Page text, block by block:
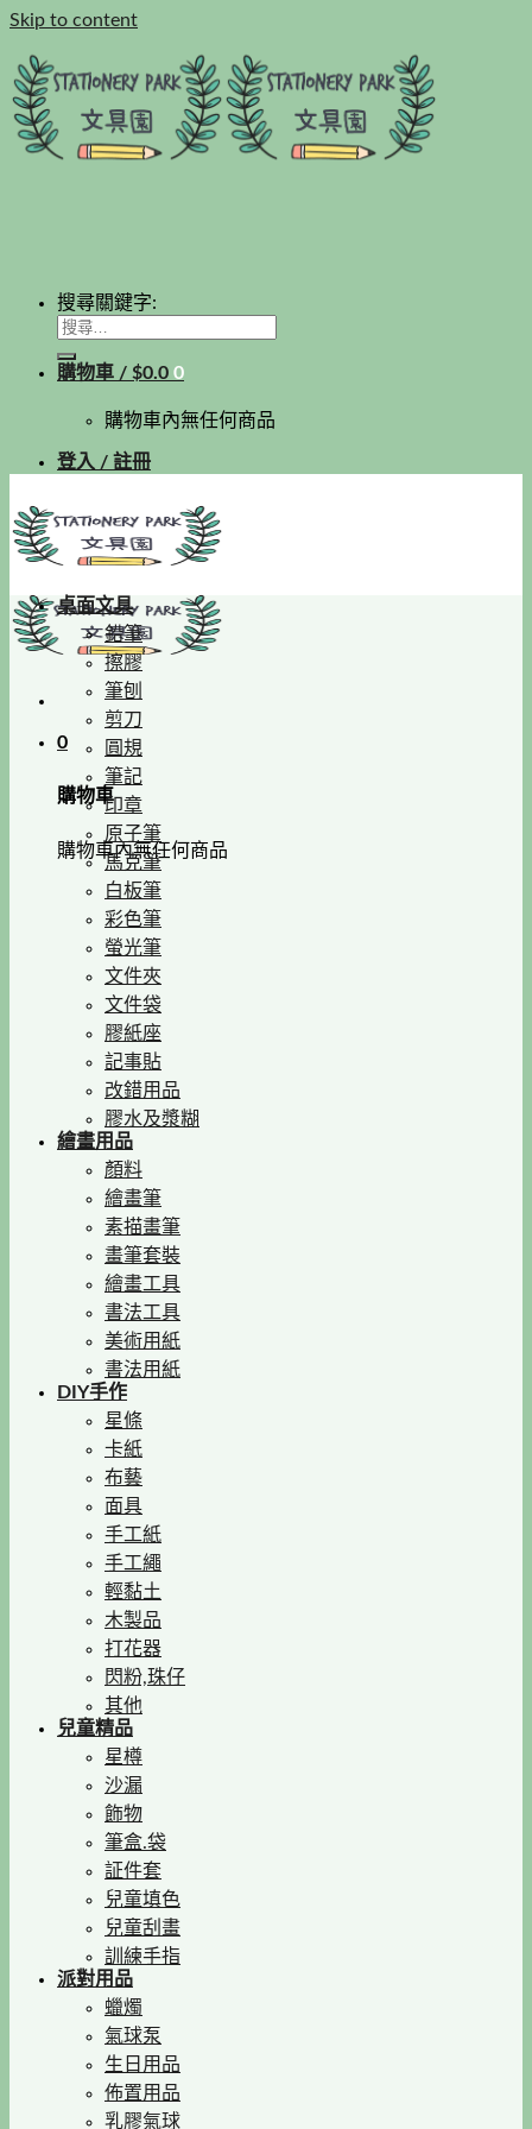
Skip to content
搜尋關鍵字:
購物車 / $0.0 0
購物車內無任何商品
登入 / 註冊
0
購物車
購物車內無任何商品
桌面文具
鉛筆
擦膠
筆刨
剪刀
圓規
筆記
印章
原子筆
馬克筆
白板筆
彩色筆
螢光筆
文件夾
文件袋
膠紙座
記事貼
改錯用品
膠水及漿糊
繪畫用品
顏料
繪畫筆
素描畫筆
畫筆套裝
繪畫工具
書法工具
美術用紙
書法用紙
DIY手作
星條
卡紙
布藝
面具
手工紙
手工繩
輕黏土
木製品
打花器
閃粉,珠仔
其他
兒童精品
星樽
沙漏
飾物
筆盒.袋
証件套
兒童填色
兒童刮畫
訓練手指
派對用品
蠟燭
氣球泵
生日用品
佈置用品
乳膠氣球